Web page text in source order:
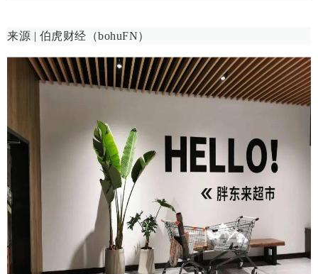
来源 | 伯虎财经（bohuFN）